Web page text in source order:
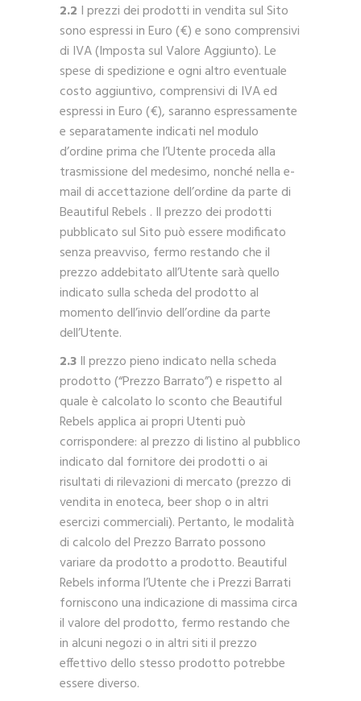
2.2 I prezzi dei prodotti in vendita sul Sito
sono espressi in Euro (€) e sono comprensivi
di IVA (Imposta sul Valore Aggiunto). Le
spese di spedizione e ogni altro eventuale
costo aggiuntivo, comprensivi di IVA ed
espressi in Euro (€), saranno espressamente
e separatamente indicati nel modulo
d’ordine prima che l’Utente proceda alla
trasmissione del medesimo, nonché nella e-
mail di accettazione dell’ordine da parte di
Beautiful Rebels . Il prezzo dei prodotti
pubblicato sul Sito può essere modificato
senza preavviso, fermo restando che il
prezzo addebitato all’Utente sarà quello
indicato sulla scheda del prodotto al
momento dell’invio dell’ordine da parte
dell’Utente.
2.3Il prezzo pieno indicato nella scheda
prodotto (“Prezzo Barrato”) e rispetto al
quale è calcolato lo sconto che Beautiful
Rebels applica ai propri Utenti può
corrispondere: al prezzo di listino al pubblico
indicato dal fornitore dei prodotti o ai
risultati di rilevazioni di mercato (prezzo di
vendita in enoteca, beer shop o in altri
esercizi commerciali). Pertanto, le modalità
di calcolo del Prezzo Barrato possono
variare da prodotto a prodotto. Beautiful
Rebels informa l’Utente che i Prezzi Barrati
forniscono una indicazione di massima circa
il valore del prodotto, fermo restando che
in alcuni negozi o in altri siti il prezzo
effettivo dello stesso prodotto potrebbe
essere diverso.